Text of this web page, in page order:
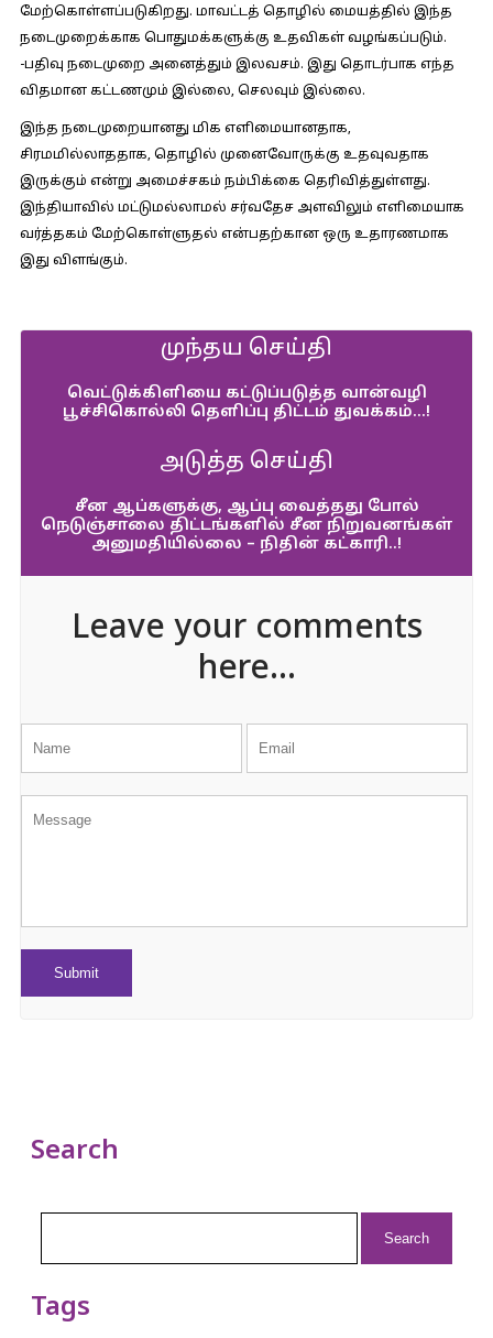
மேற்கொள்ளப்படுகிறது. மாவட்டத் தொழில் மையத்தில் இந்த
நடைமுறைக்காக பொதுமக்களுக்கு உதவிகள் வழங்கப்படும்.
-பதிவு நடைமுறை அனைத்தும் இலவசம். இது தொடர்பாக எந்த
விதமான கட்டணமும் இல்லை, செலவும் இல்லை.
இந்த நடைமுறையானது மிக எளிமையானதாக,
சிரமமில்லாததாக, தொழில் முனைவோருக்கு உதவுவதாக
இருக்கும் என்று அமைச்சகம் நம்பிக்கை தெரிவித்துள்ளது.
இந்தியாவில் மட்டுமல்லாமல் சர்வதேச அளவிலும் எளிமையாக
வர்த்தகம் மேற்கொள்ளுதல் என்பதற்கான ஒரு உதாரணமாக
இது விளங்கும்.
முந்தய செய்தி
வெட்டுக்கிளியை கட்டுப்படுத்த வான்வழி
பூச்சிகொல்லி தெளிப்பு திட்டம் துவக்கம்…!
அடுத்த செய்தி
சீன ஆப்களுக்கு, ஆப்பு வைத்தது போல்
நெடுஞ்சாலை திட்டங்களில் சீன நிறுவனங்கள்
அனுமதியில்லை – நிதின் கட்காரி..!
Leave your comments
here...
Search
Tags